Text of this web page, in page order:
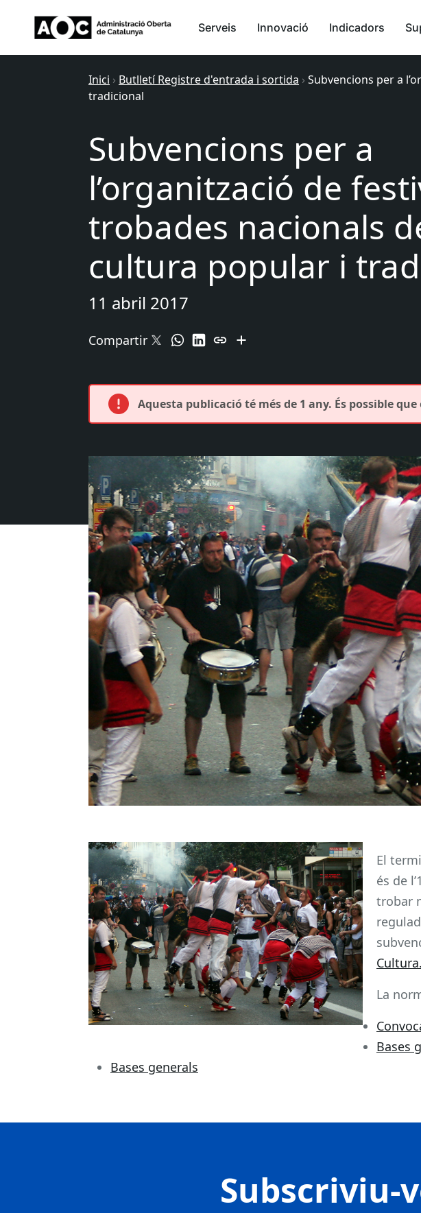
Serveis Innovació Indicadors
Inici › Butlletí Registre d'entrada i sortida › Subvencions per a
tradicional
Subvencions per a
l’organització de
trobades nacionals
cultura popular i
11 abril 2017
Compartir
Aquesta publicació té més de 1 any. És possible
El
és de
trobar
Cultura.
La
Bases
Bases generals
Subscriviu-